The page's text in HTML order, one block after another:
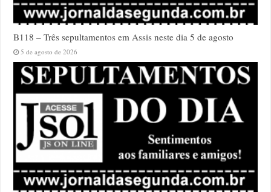
B118 – Três sepultamentos em Assis neste dia 5 de agosto
5 de agosto de 2026